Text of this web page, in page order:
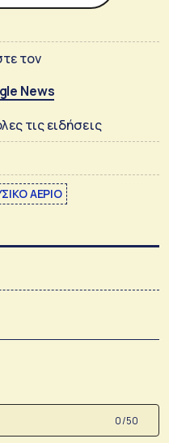
τον
News
τις ειδήσεις
ΑΕΡΙΟ
0 /50